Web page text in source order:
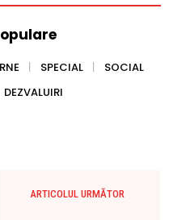
SPECIAL
SOCIAL
DEZVALUIRI
ARTICOLUL URMĂTOR